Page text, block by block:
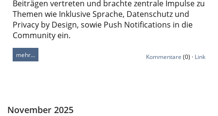
Beiträgen vertreten und brachte zentrale Impulse zu
Themen wie Inklusive Sprache, Datenschutz und
Privacy by Design, sowie Push Notifications in die
Community ein.
mehr… Kommentare (0) · Link
November 2025